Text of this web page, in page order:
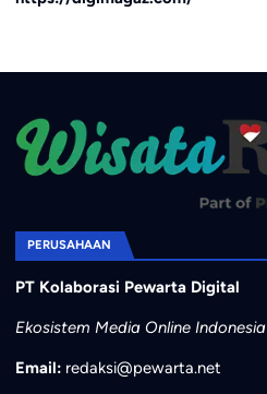
PERUSAHAAN
PT Kolaborasi Pewarta Digital
Ekosistem Media Online Indonesia
Email: redaksi@pewarta.net